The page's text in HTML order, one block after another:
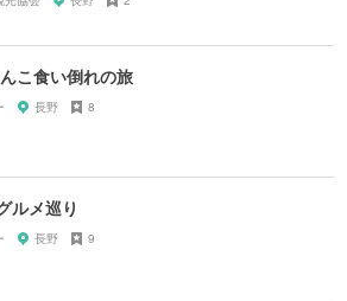
こ食い倒れの旅
長野 8
ルメ巡り
長野 9